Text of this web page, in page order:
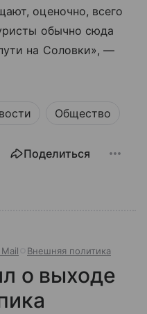
оценочно, всего
обычно сюда
на Соловки», —
Общество
Поделиться
Внешняя политика
о выходе